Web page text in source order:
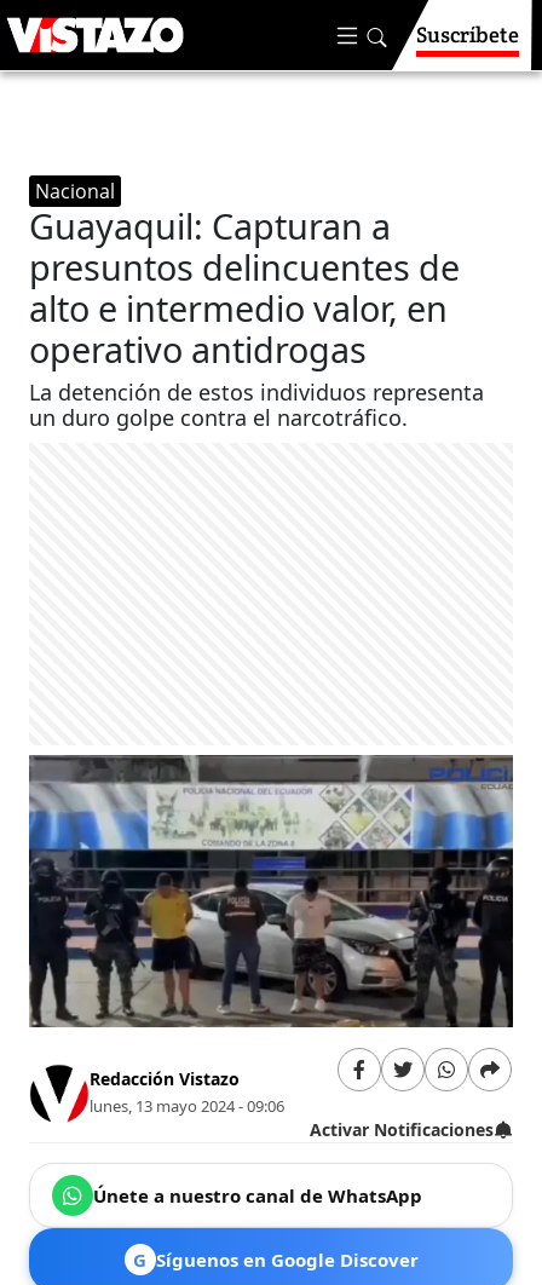
Suscríbete
Nacional
Guayaquil: Capturan a
presuntos delincuentes de
alto e intermedio valor, en
operativo antidrogas
La detención de estos individuos representa
un duro golpe contra el narcotráfico.
Redacción Vistazo
lunes, 13 mayo 2024 - 09:06
Activar Notificaciones
Únete a nuestro canal de WhatsApp
G Síguenos en Google Discover